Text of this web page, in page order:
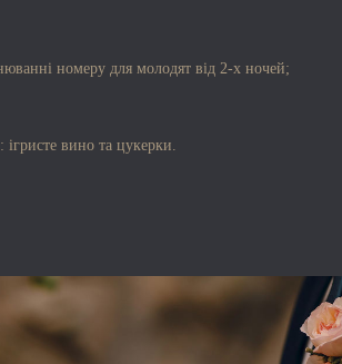
номеру для молодят від 2-х ночей;
вино та цукерки.